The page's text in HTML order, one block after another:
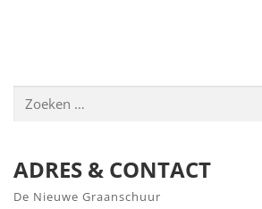
Zoeken
ADRES & CONTACT
De Nieuwe Graanschuur